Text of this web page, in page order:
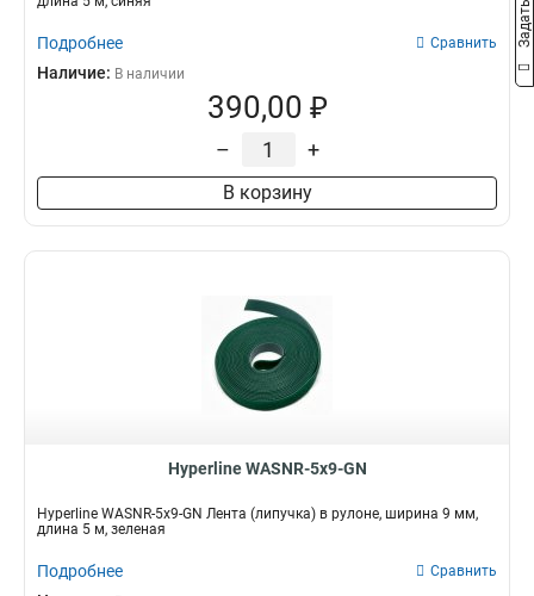
Подробнее Сравнить
Наличие: В наличии
390,00 ₽
– +
В корзину
Hyperline WASNR-5x9-GN
Hyperline WASNR-5x9-GN Лента (липучка) в рулоне, ширина 9 мм,
длина 5 м, зеленая
Подробнее Сравнить